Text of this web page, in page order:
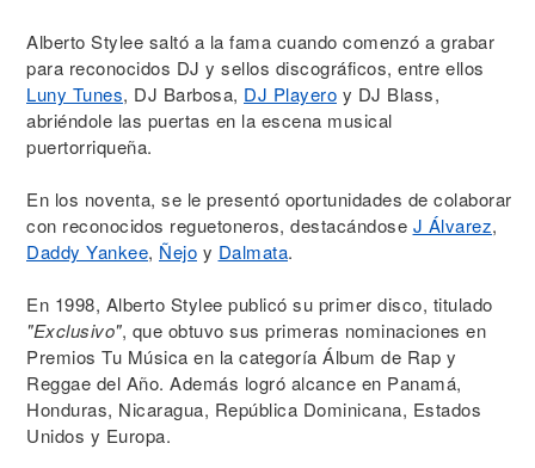
Alberto Stylee saltó a la fama cuando comenzó a grabar
para reconocidos DJ y sellos discográficos, entre ellos
Luny Tunes, DJ Barbosa, DJ Playero y DJ Blass,
abriéndole las puertas en la escena musical
puertorriqueña.
En los noventa, se le presentó oportunidades de colaborar
con reconocidos reguetoneros, destacándose J Álvarez,
Daddy Yankee, Ñejo y Dalmata.
En 1998, Alberto Stylee publicó su primer disco, titulado
"Exclusivo", que obtuvo sus primeras nominaciones en
Premios Tu Música en la categoría Álbum de Rap y
Reggae del Año. Además logró alcance en Panamá,
Honduras, Nicaragua, República Dominicana, Estados
Unidos y Europa.